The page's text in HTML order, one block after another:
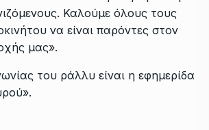
Καλούμε όλους τους
να είναι παρόντες στον
μας».
του ράλλυ είναι η εφημερίδα